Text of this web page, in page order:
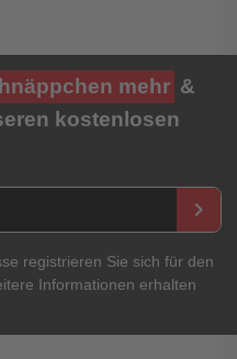
mehr &
kostenlosen
keyboard_arrow_right
registrieren Sie sich für den
Informationen erhalten